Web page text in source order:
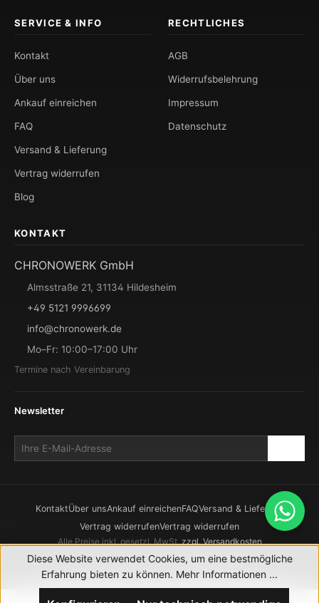
SERVICE & INFO
Kontakt
Über uns
Ankauf einreichen
FAQ
Versand & Lieferung
Vertrag widerrufen
Blog
RECHTLICHES
AGB
Widerrufsbelehrung
Impressum
Datenschutz
KONTAKT
CHRONOWERK GmbH
Almsstraße 21, 31134 Hildesheim
+49 5121 9996699
info@chronowerk.de
Mo–Fr: 10:00–17:00 Uhr
Termine nach Vereinbarung
Newsletter
KontaktÜber unsAnkauf einreichenFAQVersand & Lieferung
Vertrag widerrufenVertrag widerrufen
Alle Preise inkl. gesetzl. MwSt.zzgl. Versandkosten
© 2026 CHRONOWERK GmbH. Alle Rechte vorbehalten.
Realisierung durch XICTRON
Diese Website verwendet Cookies, um eine bestmögliche
Erfahrung bieten zu können. Mehr Informationen ...